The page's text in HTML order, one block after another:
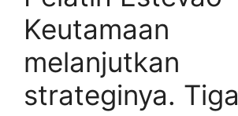
Keutamaan
melanjutkan
strateginya. Tiga